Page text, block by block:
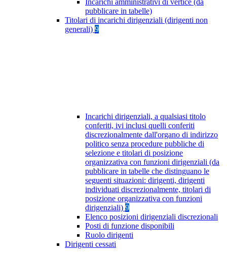
Incarichi amministrativi di vertice (da
pubblicare in tabelle)
Titolari di incarichi dirigenziali (dirigenti non
generali) 9
Incarichi dirigenziali, a qualsiasi titolo
conferiti, ivi inclusi quelli conferiti
discrezionalmente dall'organo di indirizzo
politico senza procedure pubbliche di
selezione e titolari di posizione
organizzativa con funzioni dirigenziali (da
pubblicare in tabelle che distinguano le
seguenti situazioni: dirigenti, dirigenti
individuati discrezionalmente, titolari di
posizione organizzativa con funzioni
dirigenziali) 9
Elenco posizioni dirigenziali discrezionali
Posti di funzione disponibili
Ruolo dirigenti
Dirigenti cessati